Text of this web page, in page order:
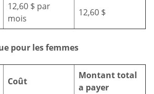
12,60 $ par
mois
12,60 $
pour les femmes
Coût
Montant total
a payer